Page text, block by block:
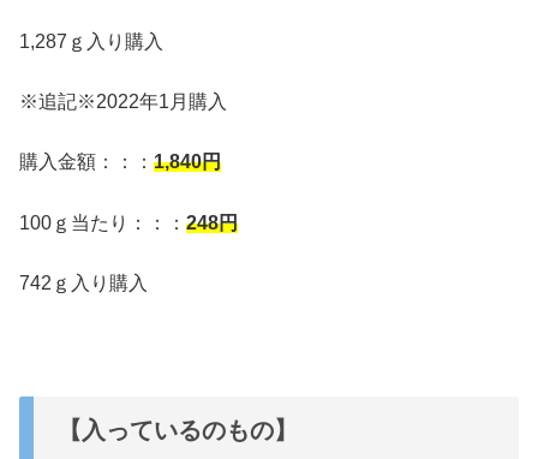
1,287ｇ入り購入
※追記※2022年1月購入
購入金額：：： 1,840円
100ｇ当たり：：： 248円
742ｇ入り購入
【入っているのもの】